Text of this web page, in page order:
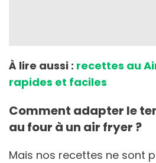
À lire aussi : recettes au
rapides et faciles
Comment adapter le
au four à un air fryer ?
Mais nos recettes ne sont